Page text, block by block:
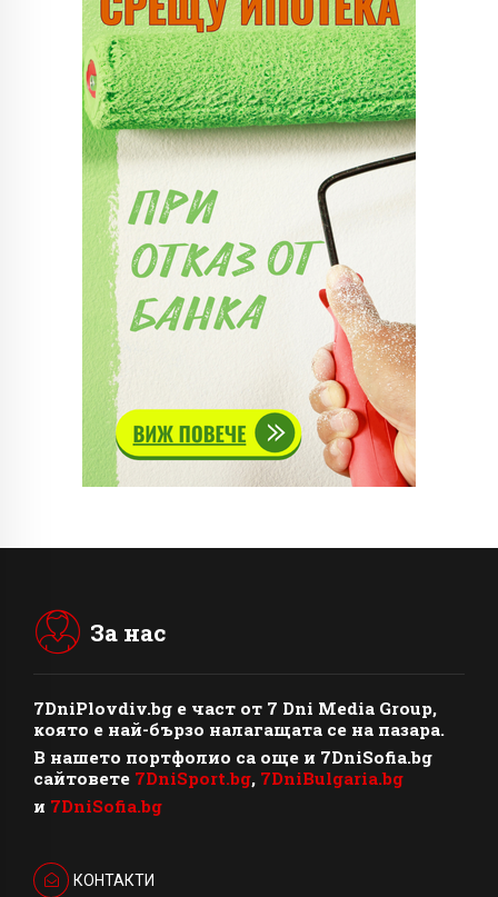
За нас
7DniPlovdiv.bg e част от 7 Dni Media Group,
която е най-бързо налагащата се на пазара.
В нашето портфолио са още и 7DniSofia.bg
сайтовете 7DniSport.bg, 7DniBulgaria.bg
и 7DniSofia.bg
КОНТАКТИ